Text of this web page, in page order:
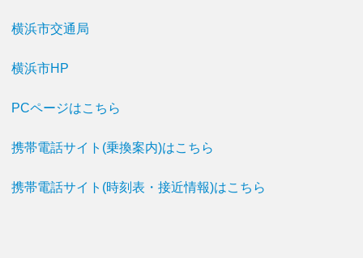
横浜市交通局
横浜市HP
PCページはこちら
携帯電話サイト(乗換案内)はこちら
携帯電話サイト(時刻表・接近情報)はこちら